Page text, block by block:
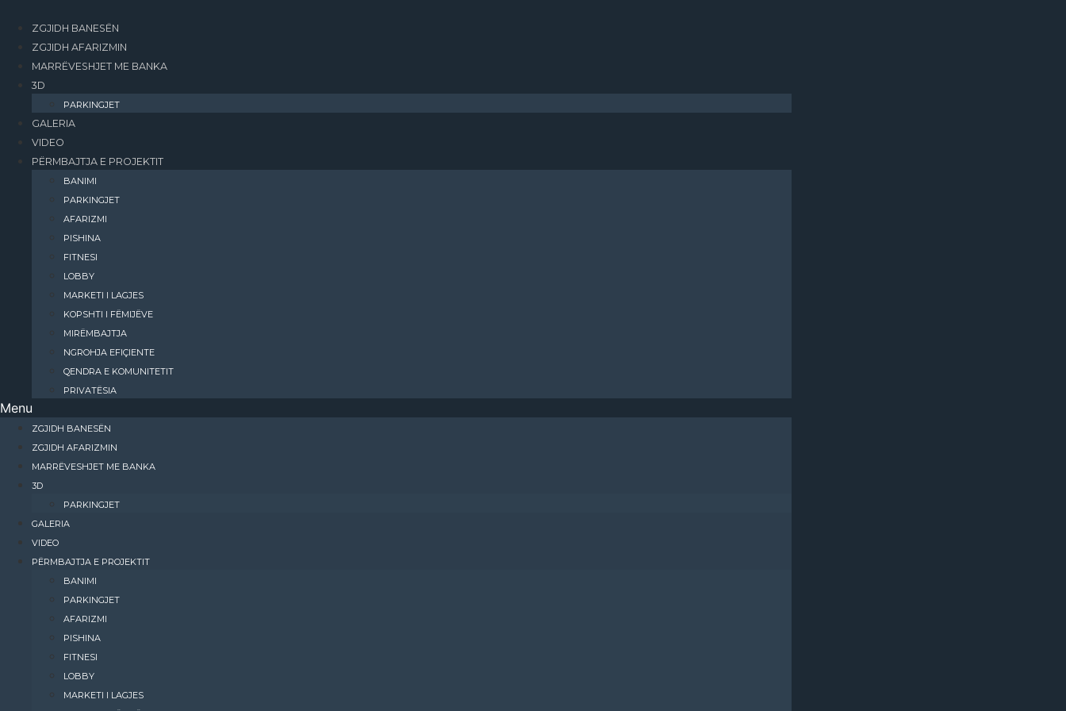
ZGJIDH BANESËN
ZGJIDH AFARIZMIN
MARRËVESHJET ME BANKA
3D
PARKINGJET
GALERIA
VIDEO
PËRMBAJTJA E PROJEKTIT
BANIMI​
PARKINGJET
AFARIZMI​
PISHINA
FITNESI
LOBBY
MARKETI I LAGJES
KOPSHTI I FËMIJËVE
MIRËMBAJTJA
NGROHJA EFIÇIENTE
QENDRA E KOMUNITETIT
PRIVATËSIA
Menu
ZGJIDH BANESËN
ZGJIDH AFARIZMIN
MARRËVESHJET ME BANKA
3D
PARKINGJET
GALERIA
VIDEO
PËRMBAJTJA E PROJEKTIT
BANIMI​
PARKINGJET
AFARIZMI​
PISHINA
FITNESI
LOBBY
MARKETI I LAGJES